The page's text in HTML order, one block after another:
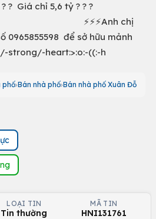
? Giá chỉ 5,6 tỷ ? ? ?
chị
0965855598 để sở hữu mảnh
strong/-heart:>:o:-((:-h
phố Bán nhà phố Bán nhà phố Xuân Đỗ
LOẠI TIN
Tin thường
MÃ TIN
HNI131761